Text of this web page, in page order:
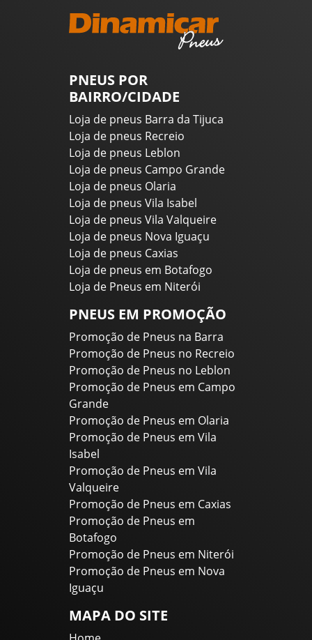
PNEUS POR
BAIRRO/CIDADE
Loja de pneus Barra da Tijuca
Loja de pneus Recreio
Loja de pneus Leblon
Loja de pneus Campo Grande
Loja de pneus Olaria
Loja de pneus Vila Isabel
Loja de pneus Vila Valqueire
Loja de pneus Nova Iguaçu
Loja de pneus Caxias
Loja de pneus em Botafogo
Loja de Pneus em Niterói
PNEUS EM PROMOÇÃO
Promoção de Pneus na Barra
Promoção de Pneus no Recreio
Promoção de Pneus no Leblon
Promoção de Pneus em Campo
Grande
Promoção de Pneus em Olaria
Promoção de Pneus em Vila
Isabel
Promoção de Pneus em Vila
Valqueire
Promoção de Pneus em Caxias
Promoção de Pneus em
Botafogo
Promoção de Pneus em Niterói
Promoção de Pneus em Nova
Iguaçu
MAPA DO SITE